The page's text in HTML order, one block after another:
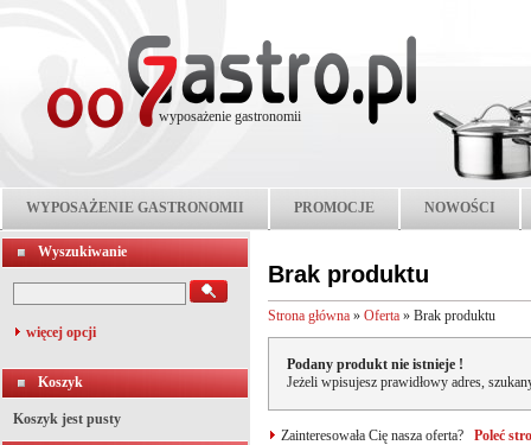
wyposażenie gastronomii
WYPOSAŻENIE GASTRONOMII PROMOCJE NOWOŚCI
Wyszukiwanie
więcej opcji
Koszyk
Koszyk jest pusty
Brak produktu
Strona główna » Oferta » Brak produktu
Podany produkt nie istnieje !
Jeżeli wpisujesz prawidłowy adres,
Zainteresowała Cię nasza oferta? Poleć